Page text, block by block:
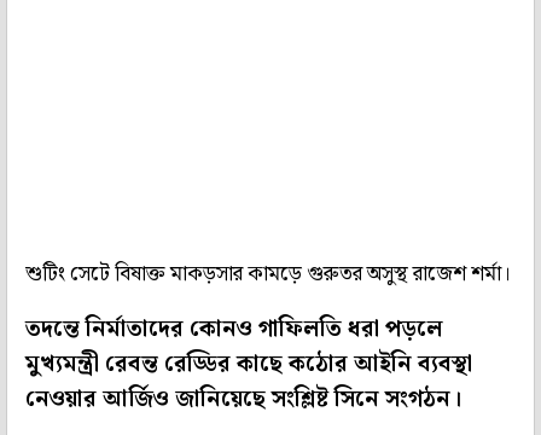
শুটিং সেটে বিষাক্ত মাকড়সার কামড়ে গুরুতর অসুস্থ রাজেশ শর্মা।
তদন্তে নির্মাতাদের কোনও গাফিলতি ধরা পড়লে
মুখ্যমন্ত্রী রেবন্ত রেড্ডির কাছে কঠোর আইনি ব্যবস্থা
নেওয়ার আর্জিও জানিয়েছে সংশ্লিষ্ট সিনে সংগঠন।